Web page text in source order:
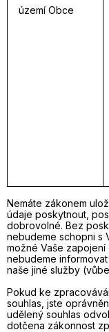
území Obce
Nemáte zákonem
údaje poskytnout,
dobrovolné. Bez
nebudeme schopni s
možné Vaše zapojení
nebudeme
naše jiné služby
Pokud ke
souhlas, jste
udělený souhlas
dotčena zákonnost